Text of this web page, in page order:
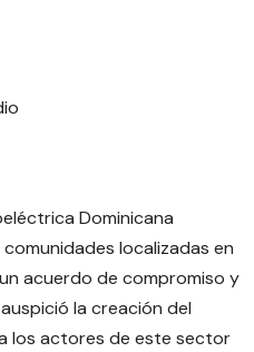
Dominicana
localizadas en
acuerdo de compromiso y
la creación del
los actores de este sector